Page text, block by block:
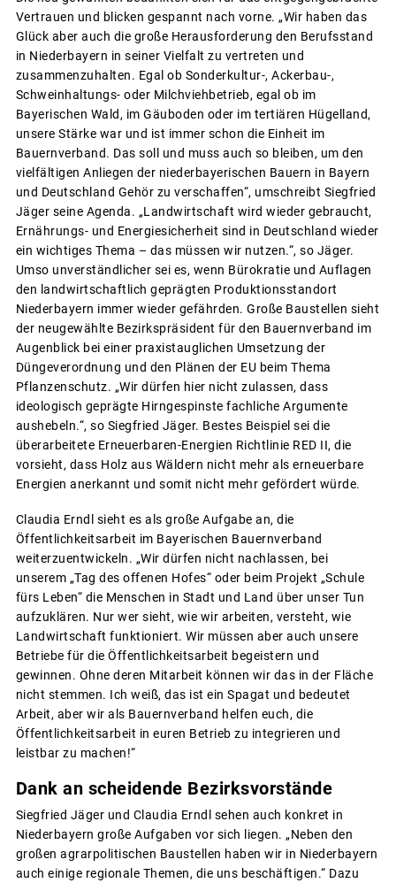
Vertrauen und blicken gespannt nach vorne. „Wir haben das
Glück aber auch die große Herausforderung den Berufsstand
in Niederbayern in seiner Vielfalt zu vertreten und
zusammenzuhalten. Egal ob Sonderkultur-, Ackerbau-,
Schweinhaltungs- oder Milchviehbetrieb, egal ob im
Bayerischen Wald, im Gäuboden oder im tertiären Hügelland,
unsere Stärke war und ist immer schon die Einheit im
Bauernverband. Das soll und muss auch so bleiben, um den
vielfältigen Anliegen der niederbayerischen Bauern in Bayern
und Deutschland Gehör zu verschaffen“, umschreibt Siegfried
Jäger seine Agenda. „Landwirtschaft wird wieder gebraucht,
Ernährungs- und Energiesicherheit sind in Deutschland wieder
ein wichtiges Thema – das müssen wir nutzen.“, so Jäger.
Umso unverständlicher sei es, wenn Bürokratie und Auflagen
den landwirtschaftlich geprägten Produktionsstandort
Niederbayern immer wieder gefährden. Große Baustellen sieht
der neugewählte Bezirkspräsident für den Bauernverband im
Augenblick bei einer praxistauglichen Umsetzung der
Düngeverordnung und den Plänen der EU beim Thema
Pflanzenschutz. „Wir dürfen hier nicht zulassen, dass
ideologisch geprägte Hirngespinste fachliche Argumente
aushebeln.“, so Siegfried Jäger. Bestes Beispiel sei die
überarbeitete Erneuerbaren-Energien Richtlinie RED II, die
vorsieht, dass Holz aus Wäldern nicht mehr als erneuerbare
Energien anerkannt und somit nicht mehr gefördert würde.
Claudia Erndl sieht es als große Aufgabe an, die
Öffentlichkeitsarbeit im Bayerischen Bauernverband
weiterzuentwickeln. „Wir dürfen nicht nachlassen, bei
unserem „Tag des offenen Hofes“ oder beim Projekt „Schule
fürs Leben“ die Menschen in Stadt und Land über unser Tun
aufzuklären. Nur wer sieht, wie wir arbeiten, versteht, wie
Landwirtschaft funktioniert. Wir müssen aber auch unsere
Betriebe für die Öffentlichkeitsarbeit begeistern und
gewinnen. Ohne deren Mitarbeit können wir das in der Fläche
nicht stemmen. Ich weiß, das ist ein Spagat und bedeutet
Arbeit, aber wir als Bauernverband helfen euch, die
Öffentlichkeitsarbeit in euren Betrieb zu integrieren und
leistbar zu machen!“
Dank an scheidende Bezirksvorstände
Siegfried Jäger und Claudia Erndl sehen auch konkret in
Niederbayern große Aufgaben vor sich liegen. „Neben den
großen agrarpolitischen Baustellen haben wir in Niederbayern
auch einige regionale Themen, die uns beschäftigen.“ Dazu